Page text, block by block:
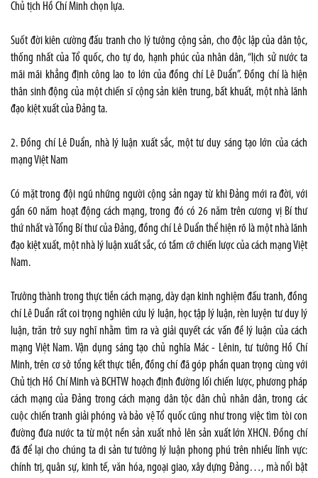
Chủ tịch Hồ Chí Minh chọn lựa.
Suốt đời kiên cường đấu tranh cho lý tưởng cộng sản, cho độc lập của dân tộc,
thống nhất của Tổ quốc, cho tự do, hạnh phúc của nhân dân, “lịch sử nước ta
mãi mãi khẳng định công lao to lớn của đồng chí Lê Duẩn”. Đồng chí là hiện
thân sinh động của một chiến sĩ cộng sản kiên trung, bất khuất, một nhà lãnh
đạo kiệt xuất của Đảng ta.
2. Đồng chí Lê Duẩn, nhà lý luận xuất sắc, một tư duy sáng tạo lớn của cách
mạng Việt Nam
Có mặt trong đội ngũ những người cộng sản ngay từ khi Đảng mới ra đời, với
gần 60 năm hoạt động cách mạng, trong đó có 26 năm trên cương vị Bí thư
thứ nhất và Tổng Bí thư của Đảng, đồng chí Lê Duẩn thể hiện rõ là một nhà lãnh
đạo kiệt xuất, một nhà lý luận xuất sắc, có tầm cỡ chiến lược của cách mạng Việt
Nam.
Trưởng thành trong thực tiễn cách mạng, dày dạn kinh nghiệm đấu tranh, đồng
chí Lê Duẩn rất coi trọng nghiên cứu lý luận, học tập lý luận, rèn luyện tư duy lý
luận, trăn trở suy nghĩ nhằm tìm ra và giải quyết các vấn đề lý luận của cách
mạng Việt Nam. Vận dụng sáng tạo chủ nghĩa Mác - Lênin, tư tưởng Hồ Chí
Minh, trên cơ sở tổng kết thực tiễn, đồng chí đã góp phần quan trọng cùng với
Chủ tịch Hồ Chí Minh và BCHTW hoạch định đường lối chiến lược, phương pháp
cách mạng của Đảng trong cách mạng dân tộc dân chủ nhân dân, trong các
cuộc chiến tranh giải phóng và bảo vệ Tổ quốc cũng như trong việc tìm tòi con
đường đưa nước ta từ một nền sản xuất nhỏ lên sản xuất lớn XHCN. Đồng chí
đã để lại cho chúng ta di sản tư tưởng lý luận phong phú trên nhiều lĩnh vực:
chính trị, quân sự, kinh tế, văn hóa, ngoại giao, xây dựng Đảng…, mà nổi bật